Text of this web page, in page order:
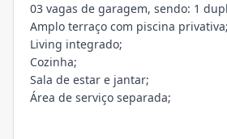
03 vagas de garagem, sendo: 1
Amplo terraço com piscina privativa;
Living integrado;
Cozinha;
Sala de estar e jantar;
Área de serviço separada;